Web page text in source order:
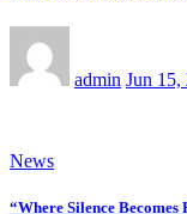
admin Jun 15,
News
“Where Silence